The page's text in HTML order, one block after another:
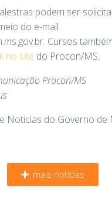
podem ser
do e-mail
Cursos
no site do Procon/MS.
Procon/MS
Noticias do Governo
mais notícias